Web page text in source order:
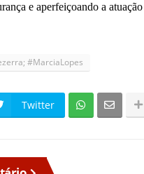
e aperfeiçoando a
#MarciaLopes
Twitter